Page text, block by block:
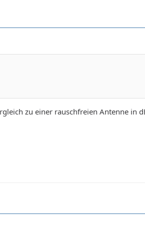
zu einer rauschfreien Antenne in